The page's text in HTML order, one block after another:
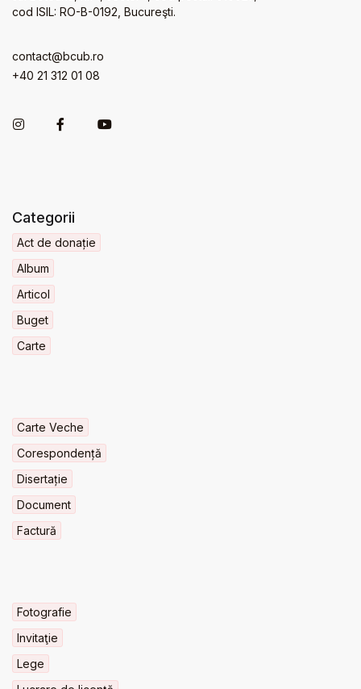
cod ISIL: RO-B-0192, Bucureşti.
contact@bcub.ro
+40 21 312 01 08
Categorii
Act de donație
Album
Articol
Buget
Carte
Carte Veche
Corespondență
Disertație
Document
Factură
Fotografie
Invitaţie
Lege